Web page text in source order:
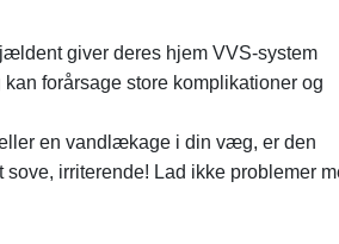
giver deres hjem VVS-system
forårsage store komplikationer og
en vandlækage i din væg, er den
sove, irriterende! Lad ikke